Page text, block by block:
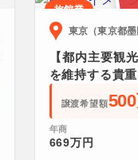
旅館業
東京（東京都墨
【都内主要観
を維持する貴
譲渡希望額
年商
669万円